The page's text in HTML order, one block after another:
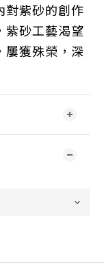
對紫砂的創作
紫砂工藝渴望
屢獲殊榮，深